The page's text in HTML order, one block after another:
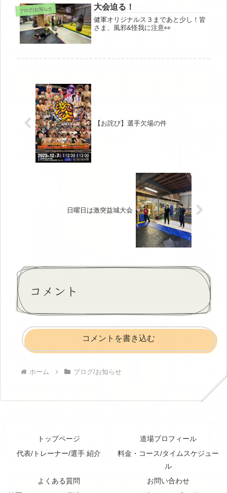
長く試合ブランクあり久々の試合とな
りますが、非常に...
ブログ/お知らせ 大会迫る！
健軍オリジナルス３まであと少し！皆
さま、風邪&怪我に注意👀
【お詫び】選手欠場の件
日曜日は激突益城大会
コメント
コメントを書き込む
ホーム ブログ/お知らせ
トップページ
道場プロフィール
代表/トレーナー/選手 紹介
料金・コース/タイムスケジュー
ル
よくある質問
お問い合わせ